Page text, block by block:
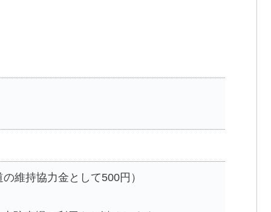
維持協力金として500円）